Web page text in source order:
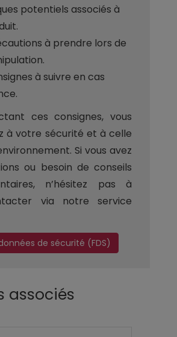
potentiels associés à
à prendre lors de
à suivre en cas
ces consignes, vous
à votre sécurité et à celle
Si vous avez
ou besoin de conseils
n’hésitez pas à
via notre service
de sécurité (FDS)
associés